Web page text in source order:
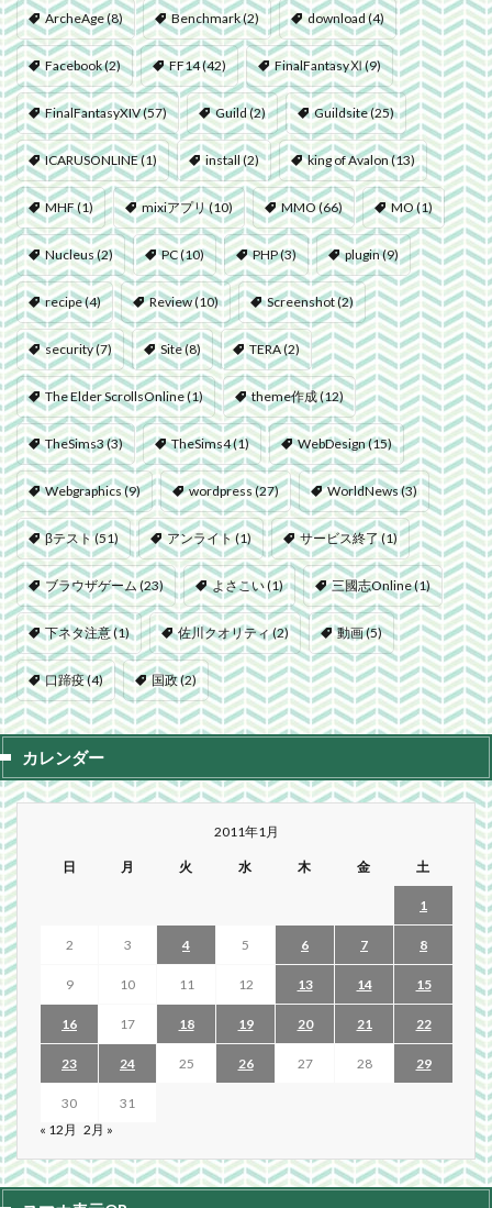
ArcheAge(8) Benchmark(2) download(4)
Facebook(2) FF14(42) FinalFantasyⅪ(9)
FinalFantasyXIV(57) Guild(2) Guildsite(25)
ICARUSONLINE(1) install(2) king of Avalon(13)
MHF(1) mixiアプリ(10) MMO(66) MO(1)
Nucleus(2) PC(10) PHP(3) plugin(9)
recipe(4) Review(10) Screenshot(2)
security(7) Site(8) TERA(2)
The Elder ScrollsOnline(1) theme作成(12)
TheSims3(3) TheSims4(1) WebDesign(15)
Webgraphics(9) wordpress(27) WorldNews(3)
βテスト(51) アンライト(1) サービス終了(1)
ブラウザゲーム(23) よさこい(1) 三國志Online(1)
下ネタ注意(1) 佐川クオリティ(2) 動画(5)
口蹄疫(4) 国政(2)
カレンダー
2011年1月
日 月 火 水 木 金 土
1
2 3 4 5 6 7 8
9 10 11 12 13 14 15
16 17 18 19 20 21 22
23 24 25 26 27 28 29
30
31
« 12月 2月 »